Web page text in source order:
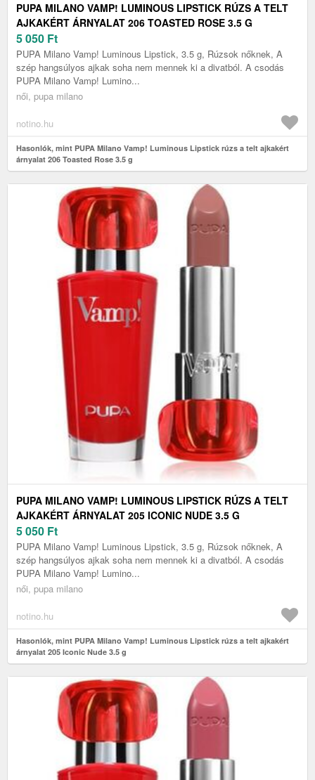
PUPA MILANO VAMP! LUMINOUS LIPSTICK RÚZS A TELT
AJKAKÉRT ÁRNYALAT 206 TOASTED ROSE 3.5 G
5 050 Ft
PUPA Milano Vamp! Luminous Lipstick, 3.5 g, Rúzsok nőknek, A
szép hangsúlyos ajkak soha nem mennek ki a divatból. A csodás
PUPA Milano Vamp! Lumino...
női, pupa milano
notino.hu
Hasonlók, mint PUPA Milano Vamp! Luminous Lipstick rúzs a telt ajkakért
árnyalat 206 Toasted Rose 3.5 g
PUPA MILANO VAMP! LUMINOUS LIPSTICK RÚZS A TELT
AJKAKÉRT ÁRNYALAT 205 ICONIC NUDE 3.5 G
5 050 Ft
PUPA Milano Vamp! Luminous Lipstick, 3.5 g, Rúzsok nőknek, A
szép hangsúlyos ajkak soha nem mennek ki a divatból. A csodás
PUPA Milano Vamp! Lumino...
női, pupa milano
notino.hu
Hasonlók, mint PUPA Milano Vamp! Luminous Lipstick rúzs a telt ajkakért
árnyalat 205 Iconic Nude 3.5 g